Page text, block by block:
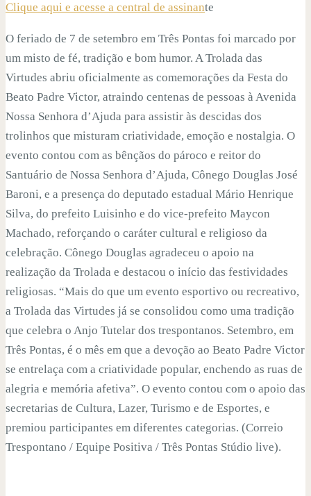
Clique aqui e acesse a central de assinante
O feriado de 7 de setembro em Três Pontas foi marcado por
um misto de fé, tradição e bom humor. A Trolada das
Virtudes abriu oficialmente as comemorações da Festa do
Beato Padre Victor, atraindo centenas de pessoas à Avenida
Nossa Senhora d’Ajuda para assistir às descidas dos
trolinhos que misturam criatividade, emoção e nostalgia. O
evento contou com as bênçãos do pároco e reitor do
Santuário de Nossa Senhora d’Ajuda, Cônego Douglas José
Baroni, e a presença do deputado estadual Mário Henrique
Silva, do prefeito Luisinho e do vice-prefeito Maycon
Machado, reforçando o caráter cultural e religioso da
celebração. Cônego Douglas agradeceu o apoio na
realização da Trolada e destacou o início das festividades
religiosas. “Mais do que um evento esportivo ou recreativo,
a Trolada das Virtudes já se consolidou como uma tradição
que celebra o Anjo Tutelar dos trespontanos. Setembro, em
Três Pontas, é o mês em que a devoção ao Beato Padre Victor
se entrelaça com a criatividade popular, enchendo as ruas de
alegria e memória afetiva”. O evento contou com o apoio das
secretarias de Cultura, Lazer, Turismo e de Esportes, e
premiou participantes em diferentes categorias. (Correio
Trespontano / Equipe Positiva / Três Pontas Stúdio live).